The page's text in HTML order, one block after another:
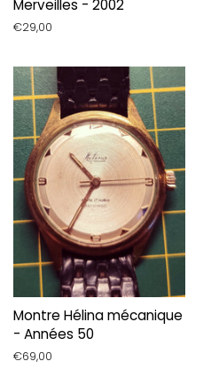
Merveilles - 2002
Prix
€29,00
Montre Hélina mécanique
- Années 50
Prix
€69,00